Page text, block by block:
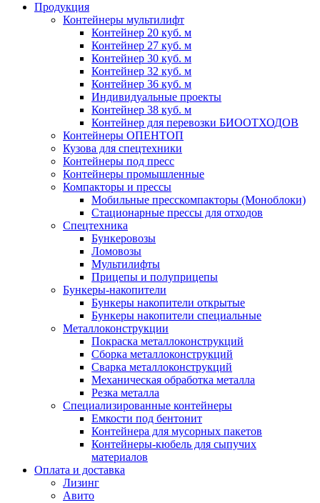
Продукция
Контейнеры мультилифт
Контейнер 20 куб. м
Контейнер 27 куб. м
Контейнер 30 куб. м
Контейнер 32 куб. м
Контейнер 36 куб. м
Индивидуальные проекты
Контейнер 38 куб. м
Контейнер для перевозки БИООТХОДОВ
Контейнеры ОПЕНТОП
Кузова для спецтехники
Контейнеры под пресс
Контейнеры промышленные
Компакторы и прессы
Мобильные пресскомпакторы (Моноблоки)
Стационарные прессы для отходов
Спецтехника
Бункеровозы
Ломовозы
Мультилифты
Прицепы и полуприцепы
Бункеры-накопители
Бункеры накопители открытые
Бункеры накопители специальные
Металлоконструкции
Покраска металлоконструкций
Сборка металлоконструкций
Сварка металлоконструкций
Механическая обработка металла
Резка металла
Специализированные контейнеры
Емкости под бентонит
Контейнера для мусорных пакетов
Контейнеры-кюбель для сыпучих
материалов
Оплата и доставка
Лизинг
Авито